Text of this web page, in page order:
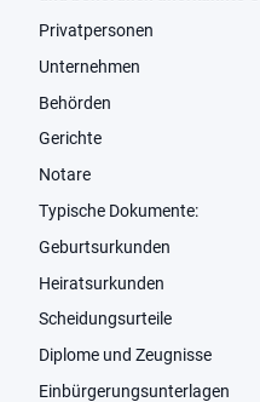
Privatpersonen
Unternehmen
Behörden
Gerichte
Notare
Typische Dokumente:
Geburtsurkunden
Heiratsurkunden
Scheidungsurteile
Diplome und Zeugnisse
Einbürgerungsunterlagen